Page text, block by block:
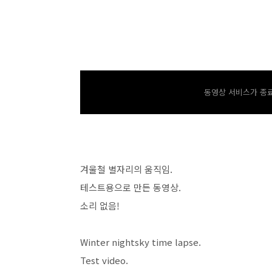
동영상 서비스가 종
겨울철 별자리의 움직임.
테스트용으로 만든 동영상.
소리 없음!
Winter nightsky time lapse.
Test video.